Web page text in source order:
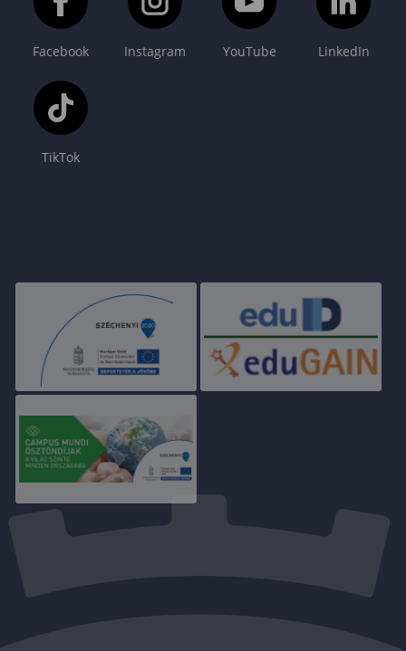
Facebook Instagram YouTube LinkedIn
TikTok